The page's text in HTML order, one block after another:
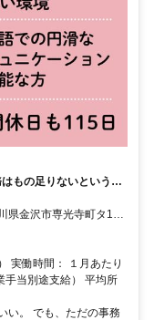
もの足りないという方
味や家族の時間に✨️
県金沢市専光寺町タ12
実働時間： １月あたり
当別途支給） 平均所
い。 でも、ただの事務